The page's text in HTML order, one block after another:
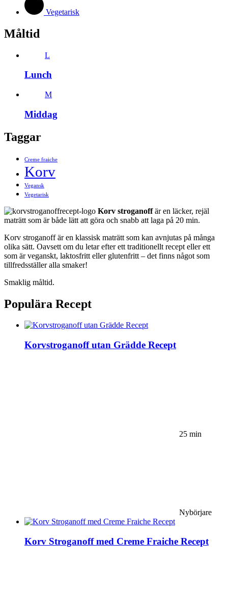
Vegetarisk
Måltid
L
Lunch
M
Middag
Taggar
Creme fraiche
Korv
Vegansk
Vegetarisk
Korv stroganoffär en läcker, rejäl
maträtt som är både lätt att göra och snabb att laga på 20 min.
Korv stroganoff är en klassisk maträtt som kan avnjutas på många
olika sätt. Oavsett om du letar efter ett traditionellt recept eller ett
som är veganskt, laktosfritt eller glutenfritt – det finns något som
tillfredsställer alla smaker!
Smaklig måltid.
Populära Recept
Korvstroganoff utan Grädde Recept
25 min
Nybörjare
Korv Stroganoff med Creme Fraiche Recept